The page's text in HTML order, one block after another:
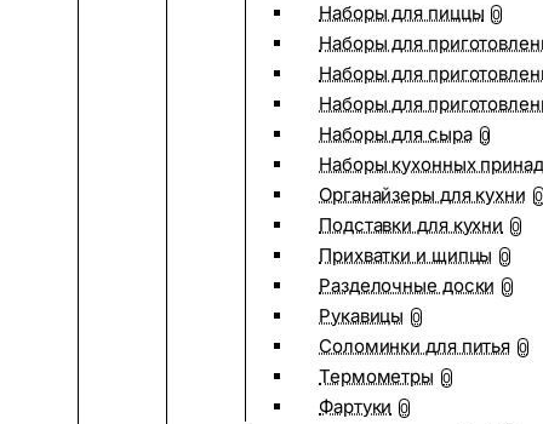
Наборы для пиццы 0
Наборы для
Наборы для
Наборы для
Наборы для сыра 0
Наборы кухонных
Органайзеры для кухни 0
Подставки для кухни 0
Прихватки и щипцы 0
Разделочные доски 0
Рукавицы 0
Соломинки для питья 0
Термометры 0
Фартуки 0